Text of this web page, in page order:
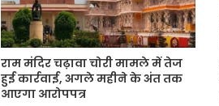
राम मंदिर चढ़ावा चोरी मामले में तेज
हुई कार्रवाई, अगले महीने के अंत तक
आएगा आरोपपत्र